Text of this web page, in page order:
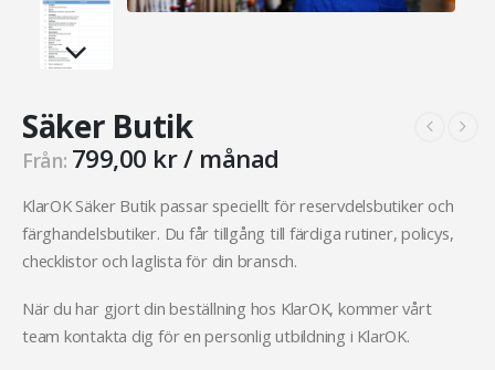
Säker Butik
Från: 799,00 kr/ månad
KlarOK Säker Butik passar speciellt för reservdelsbutiker och
färghandelsbutiker. Du får tillgång till färdiga rutiner, policys,
checklistor och laglista för din bransch.
När du har gjort din beställning hos KlarOK, kommer vårt
team kontakta dig för en personlig utbildning i KlarOK.